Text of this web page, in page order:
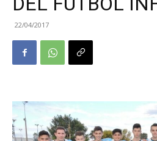
22/04/2017